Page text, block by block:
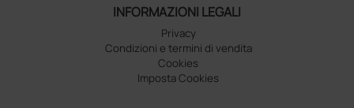
INFORMAZIONI LEGALI
Privacy
Condizioni e termini di vendita
Cookies
Imposta Cookies